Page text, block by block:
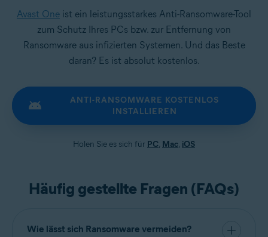
Avast One ist ein leistungsstarkes Anti-Ransomware-Tool
zum Schutz Ihres PCs bzw. zur Entfernung von
Ransomware aus infizierten Systemen. Und das Beste
daran? Es ist absolut kostenlos.
ANTI-RANSOMWARE KOSTENLOS
INSTALLIEREN
Holen Sie es sich für PC, Mac, iOS
Häufig gestellte Fragen (FAQs)
Wie lässt sich Ransomware vermeiden?